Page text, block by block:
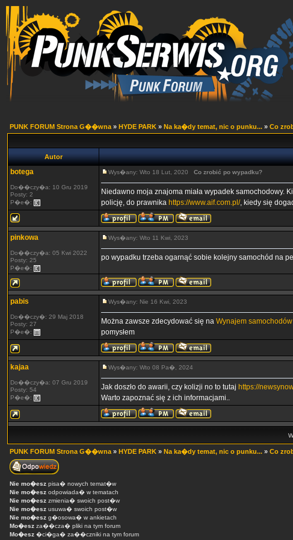
PUNK FORUM Strona G��wna » HYDE PARK » Na ka�dy temat, nic o punku... » Co
Autor
botega
Do��czy�a: 10 Gru 2019
Posty: 2
P�e�:
Wys�any: Wto 18 Lut, 2020 Co zrobić po wypadku?
Niedawno moja znajoma miała wypadek samochodowy.
policję, do prawnika https://www.aif.com.pl/, kiedy się
pinkowa
Do��czy�a: 05 Kwi 2022
Posty: 25
P�e�:
Wys�any: Wto 11 Kwi, 2023
po wypadku trzeba ogarnąć sobie kolejny samochód na
pabis
Do��czy�: 29 Maj 2018
Posty: 27
P�e�:
Wys�any: Nie 16 Kwi, 2023
Można zawsze zdecydować się na Wynajem samochodów
pomysłem
kajaa
Do��czy�a: 07 Gru 2019
Posty: 54
P�e�:
Wys�any: Wto 08 Pa�, 2024
Jak doszło do awarii, czy kolizji no to tutaj https://
Warto zapoznać się z ich informacjami..
PUNK FORUM Strona G��wna » HYDE PARK » Na ka�dy temat, nic o punku... » Co
Nie mo�esz pisa� nowych temat�w
Nie mo�esz odpowiada� w tematach
Nie mo�esz zmienia� swoich post�w
Nie mo�esz usuwa� swoich post�w
Nie mo�esz g�osowa� w ankietach
Mo�esz za��cza� pliki na tym forum
Mo�esz �ci�ga� za��czniki na tym forum